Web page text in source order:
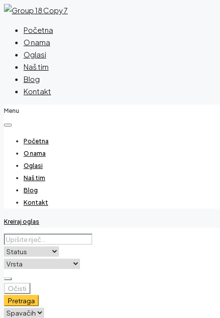
Početna
O nama
Oglasi
Naš tim
Blog
Kontakt
Menu
Početna
O nama
Oglasi
Naš tim
Blog
Kontakt
Kreiraj oglas
Očisti
Pretraga